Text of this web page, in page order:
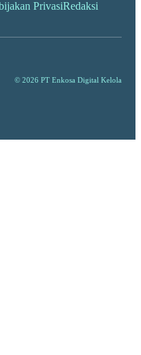
PrivasiRedaksi
© 2026 PT Enkosa Digital Kelola